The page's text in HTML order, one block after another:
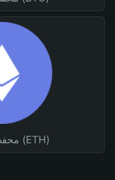
محفظة إيثيريوم (ETH)